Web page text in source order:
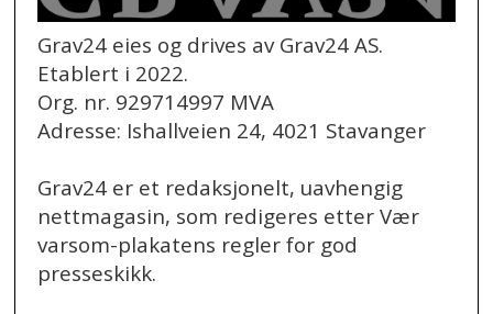
Grav24 eies og drives av Grav24 AS.
Etablert i 2022.
Org. nr. 929714997 MVA
Adresse: Ishallveien 24, 4021 Stavanger
Grav24 er et redaksjonelt, uavhengig
nettmagasin, som redigeres etter Vær
varsom-plakatens regler for god
presseskikk.